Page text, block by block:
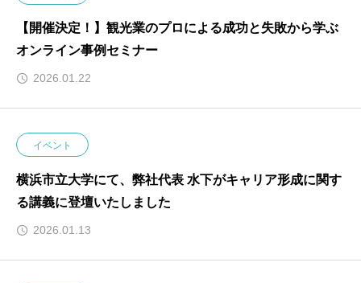
【開催決定！】観光業のプロによる成功と失敗から学ぶ
オンライン事例セミナー
2026.01.22
イベント
横浜市立大学にて、弊社代表 水下がキャリア形成に関す
る講義に登壇いたしました
2026.01.13